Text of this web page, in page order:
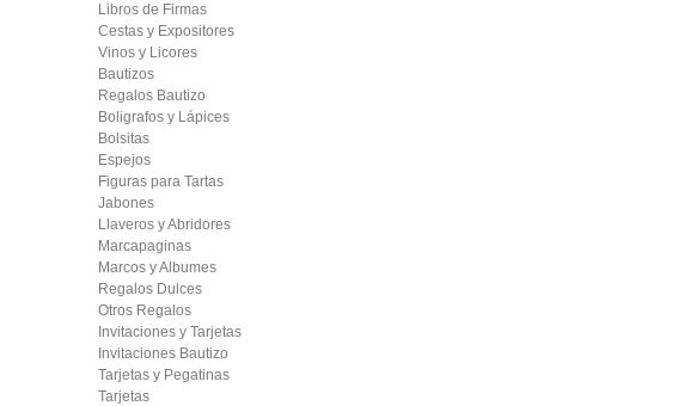
Libros de Firmas
Cestas y Expositores
Vinos y Licores
Bautizos
Regalos Bautizo
Boligrafos y Lápices
Bolsitas
Espejos
Figuras para Tartas
Jabones
Llaveros y Abridores
Marcapaginas
Marcos y Albumes
Regalos Dulces
Otros Regalos
Invitaciones y Tarjetas
Invitaciones Bautizo
Tarjetas y Pegatinas
Tarjetas